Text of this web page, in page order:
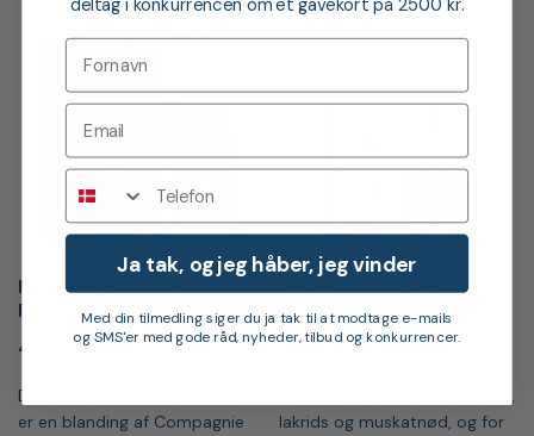
Meukow Esprit de
Famille Cognac
4.499,00kr.
Denne prisvindende Cognac
er en blanding af Compagnie
Meukow V.S. Black
Panther Cognac, 35cl
229,00kr.
Meukow VS med noter af træ,
lakrids og muskatnød, og for
Telefon
Ja tak, og jeg håber, jeg vinder
Med din tilmedling siger du ja tak til at modtage e-mails
og SMS'er med gode råd, nyheder, tilbud og konkurrencer.